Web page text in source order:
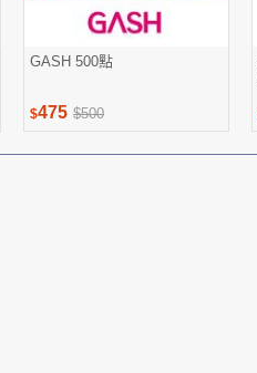
GASH 500點
$475 $500